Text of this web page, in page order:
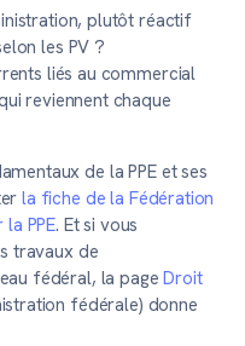
plutôt réactif
les PV ?
liés au commercial
reviennent chaque
de la PPE et ses
la fiche de la Fédération
PPE. Et si vous
travaux de
fédéral, la pageDroit
fédérale) donne